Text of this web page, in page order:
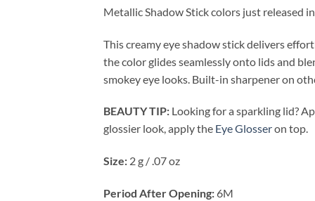
Metallic Shadow Stick colors just released
This creamy eye shadow stick delivers
the color glides seamlessly onto lids and
smokey eye looks. Built-in sharpener on
BEAUTY TIP: Looking for a sparkling lid?
glossier look, apply the Eye Glosseron top.
Size: 2 g / .07 oz
Period After Opening: 6M